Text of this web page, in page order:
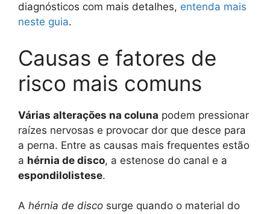
diagnósticos com mais detalhes, entenda mais
neste guia.
Causas e fatores de
risco mais comuns
Várias alterações na coluna podem pressionar
raízes nervosas e provocar dor que desce para
a perna. Entre as causas mais frequentes estão
a hérnia de disco, a estenose do canal e a
espondilolistese.
A hérnia de disco surge quando o material do